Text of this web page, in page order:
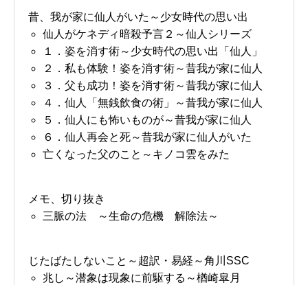
昔、我が家に仙人がいた～少女時代の思い出
仙人がケネディ暗殺予言２～仙人シリーズ
１．姿を消す術～少女時代の思い出「仙人」
２．私も体験！姿を消す術～昔我が家に仙人
３．父も成功！姿を消す術～昔我が家に仙人
４．仙人「無銭飲食の術」～昔我が家に仙人
５．仙人にも怖いものが～昔我が家に仙人
６．仙人再会と死～昔我が家に仙人がいた
亡くなった父のこと～キノコ雲をみた
メモ、切り抜き
三脈の法 ～生命の危機 解除法～
じたばたしないこと～超訳・易経～角川SSC
兆し～潜象は現象に前駆する～楢崎皐月